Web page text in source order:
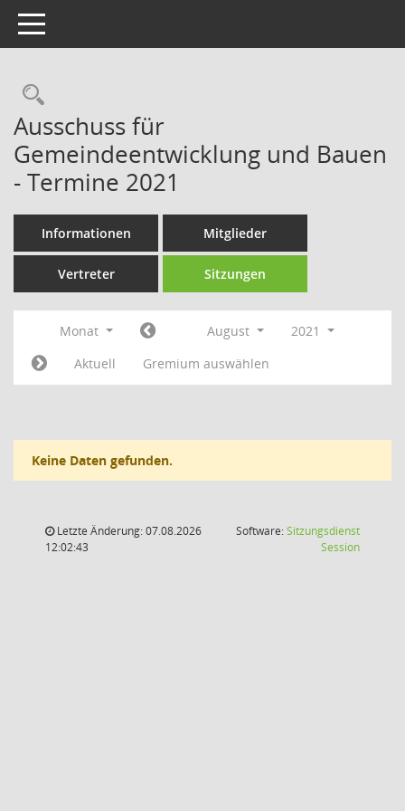
Toggle navigation
Rechercheauswahl
Ausschuss für
Gemeindeentwicklung und Bauen
- Termine 2021
Informationen Mitglieder
Vertreter Sitzungen
Monat August
2021
Aktuell
Gremium auswählen
Keine Daten gefunden.
Letzte Änderung: 07.08.2026
12:02:43
Software:Sitzungsdienst
Session(Wird in